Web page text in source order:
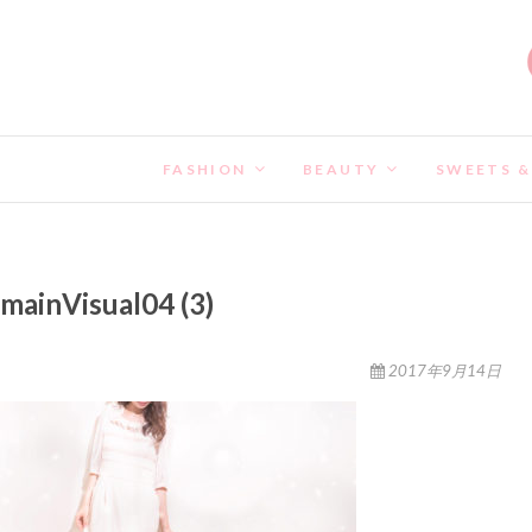
FASHION BEAUTY SWEETS
mainVisual04 (3)
2017年9月14日